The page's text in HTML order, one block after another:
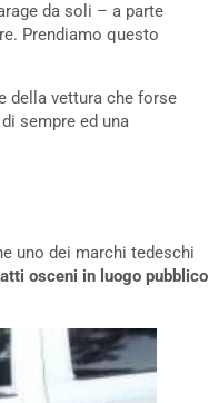
da soli – a parte
Prendiamo questo
della vettura che forse
sempre ed una
uno dei marchi tedeschi
atti osceni in luogo pubblico